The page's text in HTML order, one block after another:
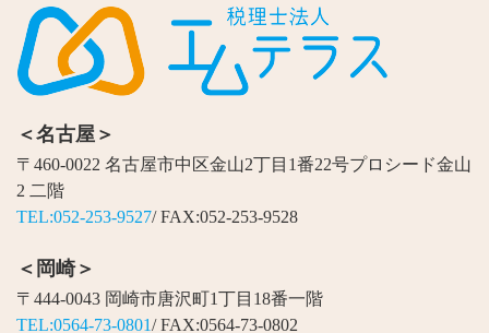
＜名古屋＞
〒460-0022 名古屋市中区金山2丁目1番22号プロシード金山
2 二階
TEL:052-253-9527/ FAX:052-253-9528
＜岡崎＞
〒444-0043 岡崎市唐沢町1丁目18番一階
TEL:0564-73-0801/ FAX:0564-73-0802